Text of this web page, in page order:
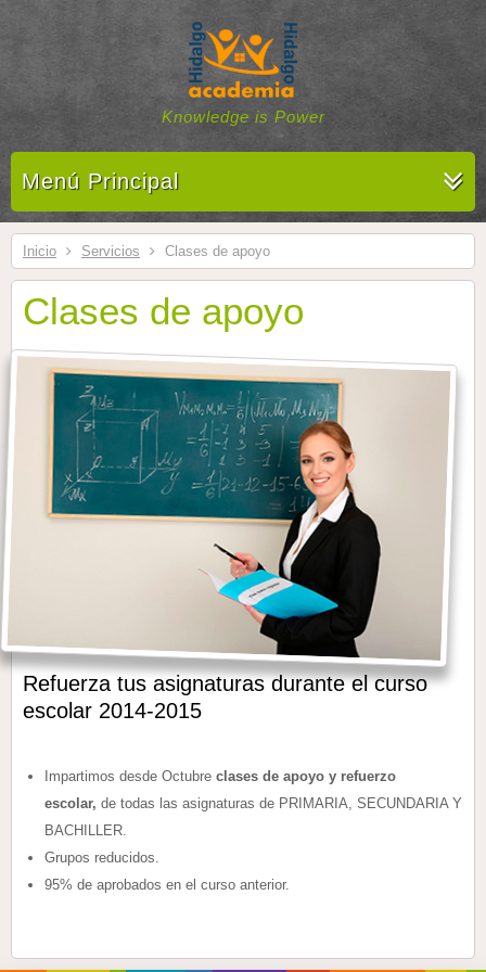
Knowledge is Power
Menú Principal
Inicio Servicios Clases de apoyo
Clases de apoyo
Refuerza tus asignaturas durante el curso
escolar 2014-2015
Impartimos desde Octubre clases de apoyo y refuerzo
escolar, de todas las asignaturas de PRIMARIA, SECUNDARIA Y
BACHILLER.
Grupos reducidos.
95% de aprobados en el curso anterior.